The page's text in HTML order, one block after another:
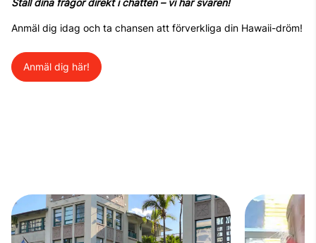
Ställ dina frågor direkt i chatten – vi har svaren!
Anmäl dig idag och ta chansen att förverkliga din Hawaii-dröm!
Anmäl dig här!